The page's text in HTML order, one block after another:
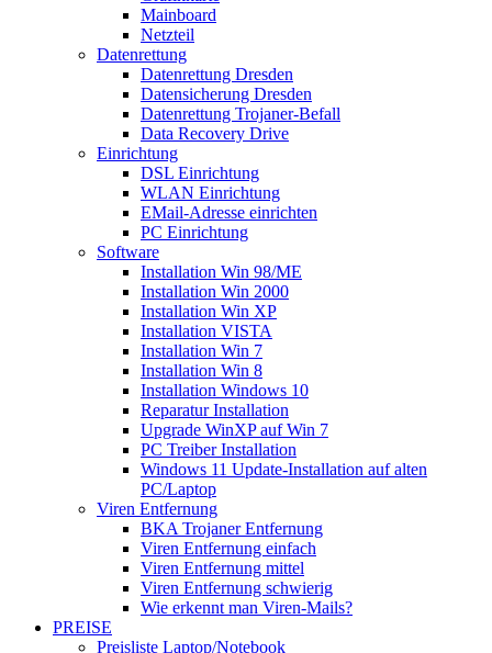
Mainboard
Netzteil
Datenrettung
Datenrettung Dresden
Datensicherung Dresden
Datenrettung Trojaner-Befall
Data Recovery Drive
Einrichtung
DSL Einrichtung
WLAN Einrichtung
EMail-Adresse einrichten
PC Einrichtung
Software
Installation Win 98/ME
Installation Win 2000
Installation Win XP
Installation VISTA
Installation Win 7
Installation Win 8
Installation Windows 10
Reparatur Installation
Upgrade WinXP auf Win 7
PC Treiber Installation
Windows 11 Update-Installation auf alten
PC/Laptop
Viren Entfernung
BKA Trojaner Entfernung
Viren Entfernung einfach
Viren Entfernung mittel
Viren Entfernung schwierig
Wie erkennt man Viren-Mails?
PREISE
Preisliste Laptop/Notebook